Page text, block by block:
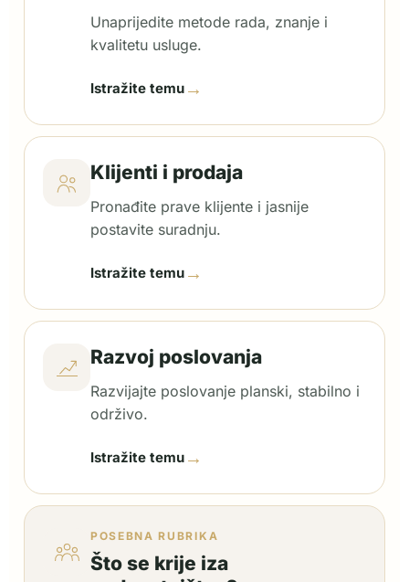
Unaprijedite metode rada, znanje i
kvalitetu usluge.
Istražite temu →
Klijenti i prodaja
Pronađite prave klijente i jasnije
postavite suradnju.
Istražite temu →
Razvoj poslovanja
Razvijajte poslovanje planski, stabilno i
održivo.
Istražite temu →
POSEBNA RUBRIKA
Što se krije iza